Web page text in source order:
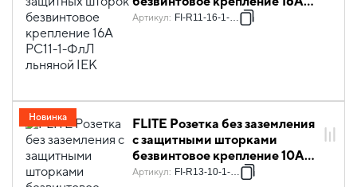
РС11-1-ФлЛ льняной IEK
Артикул: FI-R11-16-1-K88
FLITE Розетка без заземления
с защитными шторками
безвинтовое крепление 10А
РСш01-1-ФлЛ льняной IEK
Артикул: FI-R13-10-1-K88
Новинка